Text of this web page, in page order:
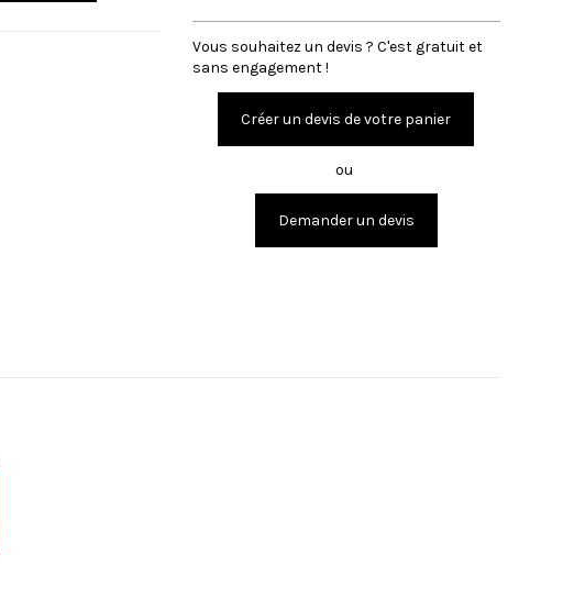
Vous souhaitez un devis ? C'est gratuit et
sans engagement !
Créer un devis de votre panier
ou
Demander un devis